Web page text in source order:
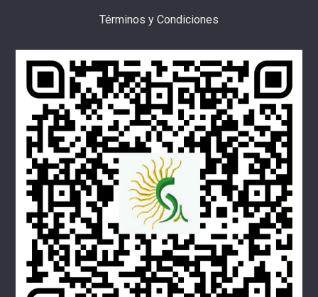
Términos y Condiciones